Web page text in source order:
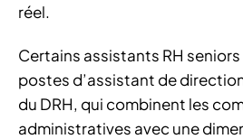
réel.
Certains assistants RH
postes d’assistant de
du DRH, qui combinent les
administratives avec une